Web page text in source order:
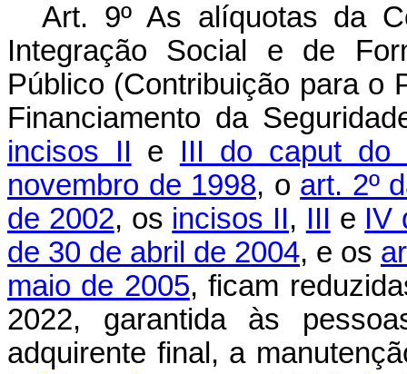
Art. 9º As alíquotas da
Integração Social e de
Público (Contribuição para o
Financiamento da
incisos II e III do caput do
novembro de 1998, o art. 2º
de 2002, os incisos II, III e IV
de 30 de abril de 2004, e os
maio de 2005, ficam
2022, garantida às
adquirente final, a